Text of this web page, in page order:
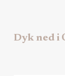
Dyk ned i